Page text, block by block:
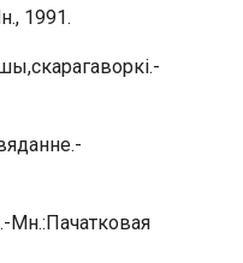
1991.